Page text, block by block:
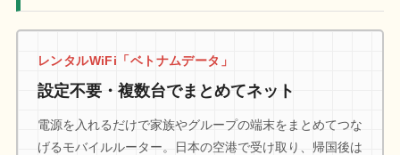
レンタルWiFi「ベトナムデータ」
設定不要・複数台でまとめてネット
電源を入れるだけで家族やグループの端末をまとめてつな
げるモバイルルーター。日本の空港で受け取り、帰国後は